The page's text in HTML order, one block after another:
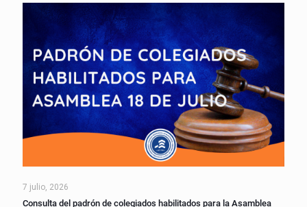
7 julio, 2026
Consulta del padrón de colegiados habilitados para la Asamblea